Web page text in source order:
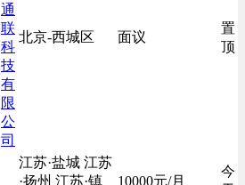
通
联
科
技
有
限
公
司
北京-西城区 面议
置
顶
江苏·盐城 江苏
·扬州 江苏·镇
10000元/月
今